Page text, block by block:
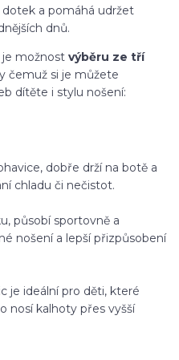
a pomáhá udržet
dnů.
možnost výběru ze tří
čemuž si je můžete
dítěte i stylu nošení:
dobře drží na botě a
chladu či nečistot.
působí sportovně a
nošení a lepší přizpůsobení
je ideální pro děti, které
nosí kalhoty přes vyšší